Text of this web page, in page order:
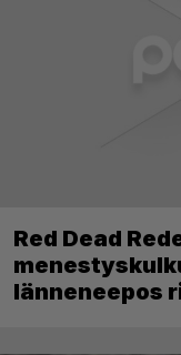
Red Dead
länneneepos